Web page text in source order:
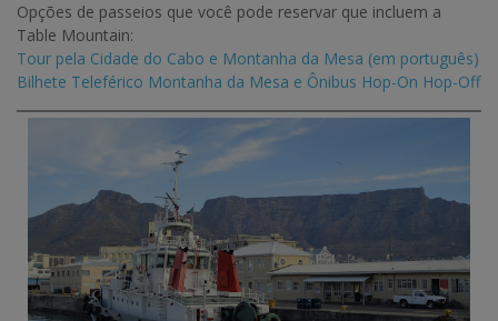
Opções de passeios que você pode reservar que incluem a
Table Mountain:
Tour pela Cidade do Cabo e Montanha da Mesa (em português)
Bilhete Teleférico Montanha da Mesa e Ônibus Hop-On Hop-Off